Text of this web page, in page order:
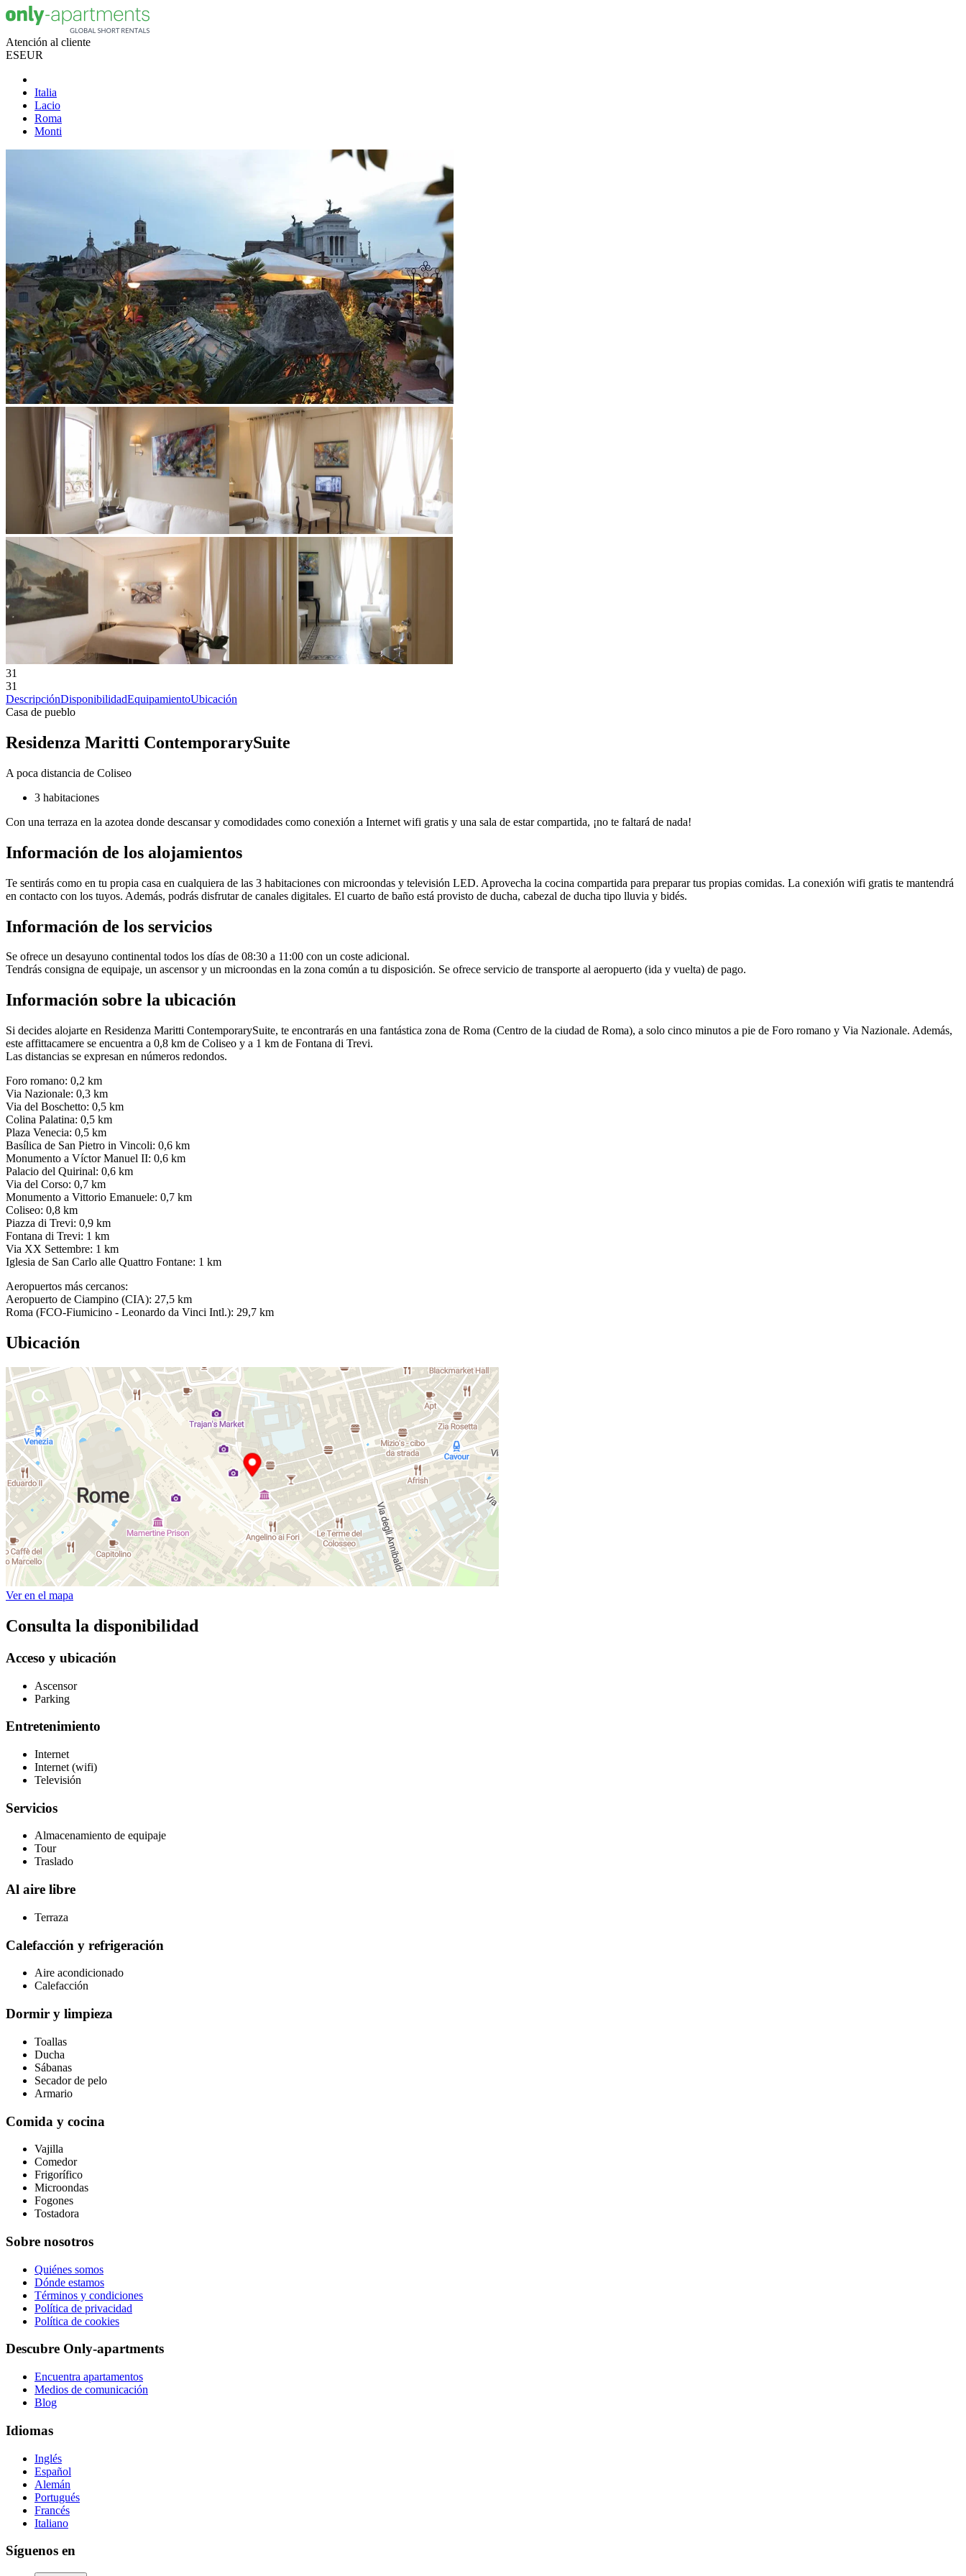
Atención al cliente
ESEUR
Italia
Lacio
Roma
Monti
31
31
DescripciónDisponibilidadEquipamientoUbicación
Casa de pueblo
Residenza Maritti ContemporarySuite
A poca distancia de Coliseo
3 habitaciones
Con una terraza en la azotea donde descansar y comodidades como conexión a Internet wifi gratis y una sala de estar compartida, ¡no te faltará de nada!
Información de los alojamientos
Te sentirás como en tu propia casa en cualquiera de las 3 habitaciones con microondas y televisión LED. Aprovecha la cocina compartida para preparar tus propias comidas. La conexión wifi gratis te mantendrá
en contacto con los tuyos. Además, podrás disfrutar de canales digitales. El cuarto de baño está provisto de ducha, cabezal de ducha tipo lluvia y bidés.
Información de los servicios
Se ofrece un desayuno continental todos los días de 08:30 a 11:00 con un coste adicional.
Tendrás consigna de equipaje, un ascensor y un microondas en la zona común a tu disposición. Se ofrece servicio de transporte al aeropuerto (ida y vuelta) de pago.
Información sobre la ubicación
Si decides alojarte en Residenza Maritti ContemporarySuite, te encontrarás en una fantástica zona de Roma (Centro de la ciudad de Roma), a solo cinco minutos a pie de Foro romano y Via Nazionale. Además,
este affittacamere se encuentra a 0,8 km de Coliseo y a 1 km de Fontana di Trevi.
Las distancias se expresan en números redondos.
Foro romano: 0,2 km
Via Nazionale: 0,3 km
Via del Boschetto: 0,5 km
Colina Palatina: 0,5 km
Plaza Venecia: 0,5 km
Basílica de San Pietro in Vincoli: 0,6 km
Monumento a Víctor Manuel II: 0,6 km
Palacio del Quirinal: 0,6 km
Via del Corso: 0,7 km
Monumento a Vittorio Emanuele: 0,7 km
Coliseo: 0,8 km
Piazza di Trevi: 0,9 km
Fontana di Trevi: 1 km
Via XX Settembre: 1 km
Iglesia de San Carlo alle Quattro Fontane: 1 km
Aeropuertos más cercanos:
Aeropuerto de Ciampino (CIA): 27,5 km
Roma (FCO-Fiumicino - Leonardo da Vinci Intl.): 29,7 km
Ubicación
Ver en el mapa
Consulta la disponibilidad
Acceso y ubicación
Ascensor
Parking
Entretenimiento
Internet
Internet (wifi)
Televisión
Servicios
Almacenamiento de equipaje
Tour
Traslado
Al aire libre
Terraza
Calefacción y refrigeración
Aire acondicionado
Calefacción
Dormir y limpieza
Toallas
Ducha
Sábanas
Secador de pelo
Armario
Comida y cocina
Vajilla
Comedor
Frigorífico
Microondas
Fogones
Tostadora
Sobre nosotros
Quiénes somos
Dónde estamos
Términos y condiciones
Política de privacidad
Política de cookies
Descubre Only-apartments
Encuentra apartamentos
Medios de comunicación
Blog
Idiomas
Inglés
Español
Alemán
Portugués
Francés
Italiano
Síguenos en